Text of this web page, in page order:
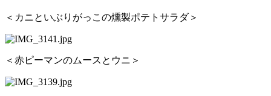
＜カニといぶりがっこの燻製ポテトサラダ＞
＜赤ピーマンのムースとウニ＞